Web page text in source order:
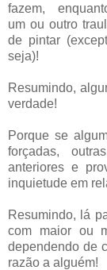
fazem,
um ou outro
de pintar
seja)!
Resumindo,
verdade!
Porque se
forçadas,
anteriores e
inquietude em
Resumindo, lá
com maior ou
dependendo de
razão a alguém!